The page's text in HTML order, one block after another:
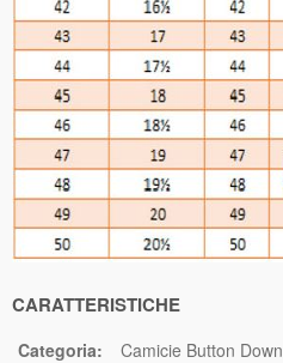
CARATTERISTICHE
Categoria: Camicie Button Down